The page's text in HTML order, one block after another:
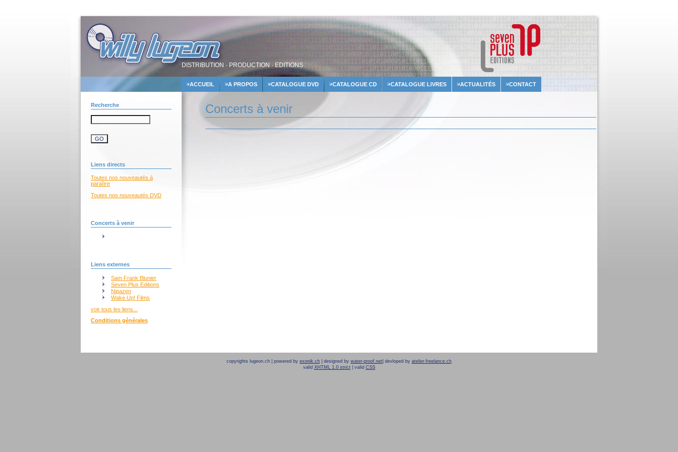
DISTRIBUTION · PRODUCTION · EDITIONS
ACCUEIL A PROPOS CATALOGUE DVD CATALOGUE CD CATALOGUE LIVRES ACTUALITÉS CONTACT
Recherche
Liens directs
Toutes nos nouveautés à
paraître
Toutes nos nouveautés DVD
Concerts à venir
Liens externes
Sam Frank Blunier
Seven Plus Editions
Nipazen
Wake Up! Films
voir tous les liens...
Conditions générales
Concerts à venir
copyrights lugeon.ch | powered by exonik.ch | designed by water-proof.net | devloped by atelier-freelance.ch
valid XHTML 1.0 strict| valid CSS